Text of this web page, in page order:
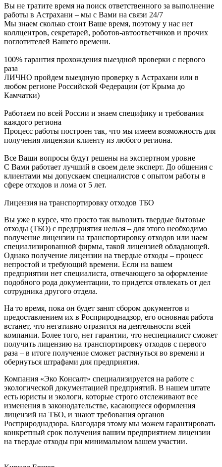
Вы не тратите время на поиск ответственного за выполнение
работы в Астрахани – мы с Вами на связи 24/7
Мы знаем сколько стоит Ваше время, поэтому у нас нет
коллцентров, секретарей, роботов-автоответчиков и прочих
поглотителей Вашего времени.
100% гарантия прохождения выездной проверки с первого
раза
ЛИЧНО пройдем выездную проверку в Астрахани или в
любом регионе Российской Федерации (от Крыма до
Камчатки)
Работаем по всей России и знаем специфику и требования
каждого региона
Процесс работы построен так, что мы имеем возможность для
получения лицензии клиенту из любого региона.
Все Ваши вопросы будут решены на экспертном уровне
С Вами работает лучший в своем деле эксперт. До общения с
клиентами мы допускаем специалистов с опытом работы в
сфере отходов и лома от 5 лет.
Лицензия на транспортировку отходов ТБО
Вы уже в курсе, что просто так вывозить твердые бытовые
отходы (ТБО) с предприятия нельзя – для этого необходимо
получение лицензии на транспортировку отходов или наем
специализированной фирмы, такой лицензией обладающей.
Однако получение лицензии на твердые отходы – процесс
непростой и требующий времени. Если на вашем
предприятии нет специалиста, отвечающего за оформление
подобного рода документации, то придется отвлекать от дел
сотрудника другого отдела.
На то время, пока он будет занят сбором документов и
предоставлением их в Росприроднадзор, его основная работа
встанет, что негативно отразится на деятельности всей
компании. Более того, нет гарантии, что неспециалист сможет
получить лицензию на транспортировку отходов с первого
раза – в итоге получение сможет растянуться во времени и
обернуться штрафами для предприятия.
Компания «Эко Консалт» специализируется на работе с
экологической документацией предприятий. В нашем штате
есть юристы и экологи, которые строго отслеживают все
изменения в законодательстве, касающиеся оформления
лицензий на ТБО, и знают требования органов
Росприроднадзора. Благодаря этому мы можем гарантировать
конкретный срок получения вашим предприятием лицензии
на твердые отходы при минимальном вашем участии.